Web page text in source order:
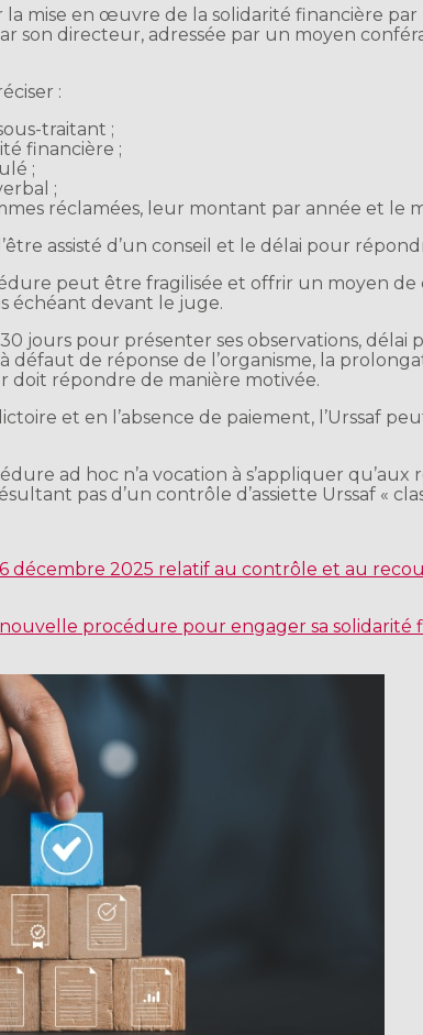
la mise en œuvre de la solidarité financière
son directeur, adressée par un moyen
:
traitant ;
financière ;
;
;
réclamées, leur montant par année et le
assisté d’un conseil et le délai pour
peut être fragilisée et offrir un moyen de
échéant devant le juge.
jours pour présenter ses observations, délai
défaut de réponse de l’organisme, la
doit répondre de manière motivée.
et en l’absence de paiement, l’Urssaf
ad hoc n’a vocation à s’appliquer qu’aux
pas d’un contrôle d’assiette Urssaf «
décembre 2025 relatif au contrôle et au
procédure pour engager sa solidarité